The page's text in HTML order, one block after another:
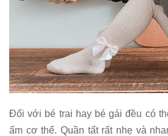
Đối với bé trai hay bé gái đều có
ấm cơ thể. Quần tất rất nhẹ và